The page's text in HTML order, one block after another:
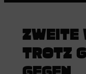
ZWEITE
TROTZ